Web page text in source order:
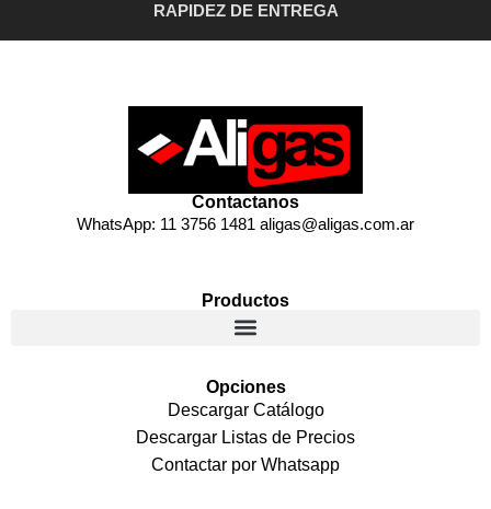
RAPIDEZ DE ENTREGA
Contactanos
WhatsApp: 11 3756 1481 aligas@aligas.com.ar
Productos
Opciones
Descargar Catálogo
Descargar Listas de Precios
Contactar por Whatsapp